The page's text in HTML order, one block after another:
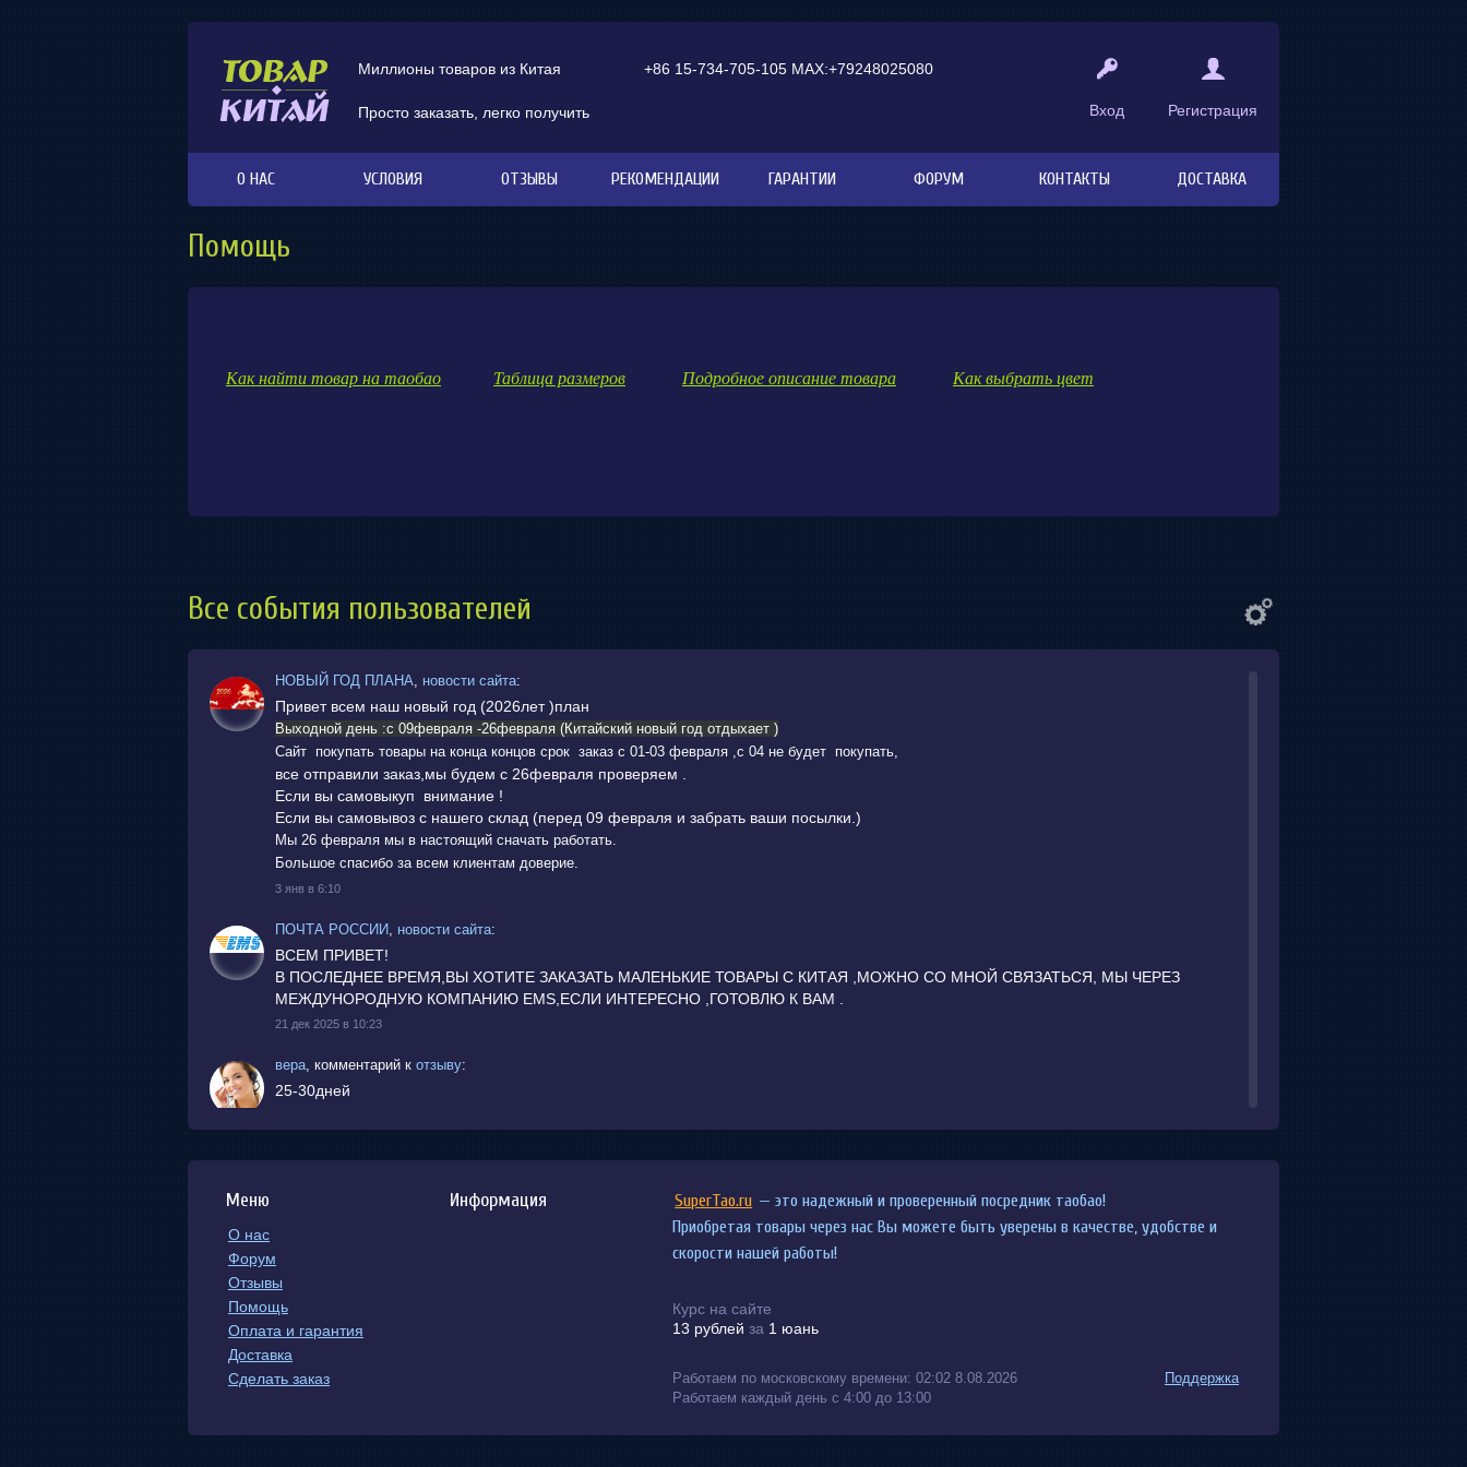
Миллионы товаров из Китая
Просто заказать, легко получить
+86 15-734-705-105 MAX:+79248025080
Вход Регистрация
О НАС УСЛОВИЯ ОТЗЫВЫ РЕКОМЕНДАЦИИ ГАРАНТИИ ФОРУМ КОНТАКТЫ ДОСТАВКА
Помощь
Как найти товар на таобао Таблица размеров Подробное описание товара Как выбрать цвет
Все события пользователей
НОВЫЙ ГОД ПЛАНА, новости сайта:
Привет всем наш новый год (2026лет )план
Выходной день :с 09февраля -26февраля (Китайский новый год отдыхает )
Сайт покупать товары на конца концов срок заказ с 01-03 февраля ,с 04 не будет покупать,
все отправили заказ,мы будем с 26февраля проверяем .
Если вы самовыкуп внимание !
Если вы самовывоз с нашего склад (перед 09 февраля и забрать ваши посылки.)
Мы 26 февраля мы в настоящий сначать работать.
Большое спасибо за всем клиентам доверие.
3 янв в 6:10
ПОЧТА РОССИИ, новости сайта:
ВСЕМ ПРИВЕТ!
В ПОСЛЕДНЕЕ ВРЕМЯ,ВЫ ХОТИТЕ ЗАКАЗАТЬ МАЛЕНЬКИЕ ТОВАРЫ С КИТАЯ ,МОЖНО СО МНОЙ СВЯЗАТЬСЯ, МЫ ЧЕРЕЗ
МЕЖДУНОРОДНУЮ КОМПАНИЮ EMS,ЕСЛИ ИНТЕРЕСНО ,ГОТОВЛЮ К ВАМ .
21 дек 2025 в 10:23
вера, комментарий к отзыву:
25-30дней
Irina,в отзывах:
22
заказ
7
заказ .
18 янв 2025 в 12:16
1юань=13,6рубли
Меню
О нас
Форум
Отзывы
Помощь
Оплата и гарантия
Доставка
Сделать заказ
Информация SuperTao.ru — это надежный и проверенный посредник таобао!
Приобретая товары через нас Вы можете быть уверены в качестве, удобстве и
скорости нашей работы!
Курс на сайте
13 рублей за 1 юань
Поддержка
Работаем по московскому времени:02:02 8.08.2026
Работаем каждый день с 4:00 до 13:00